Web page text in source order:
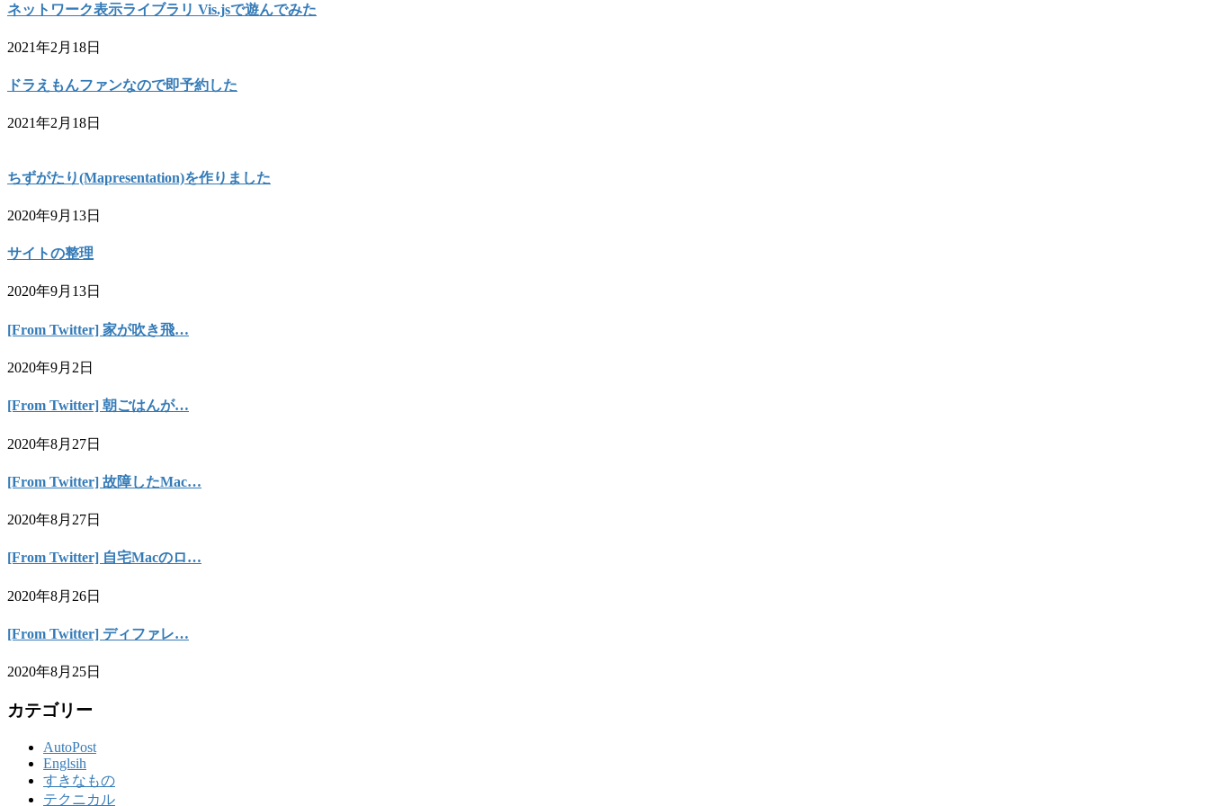
ネットワーク表示ライブラリ Vis.jsで遊んでみた
2021年2月18日
ドラえもんファンなので即予約した
2021年2月18日
ちずがたり(Mapresentation)を作りました
2020年9月13日
サイトの整理
2020年9月13日
[From Twitter] 家が吹き飛…
2020年9月2日
[From Twitter] 朝ごはんが…
2020年8月27日
[From Twitter] 故障したMac…
2020年8月27日
[From Twitter] 自宅Macのロ…
2020年8月26日
[From Twitter] ディファレ…
2020年8月25日
カテゴリー
AutoPost
Englsih
すきなもの
テクニカル